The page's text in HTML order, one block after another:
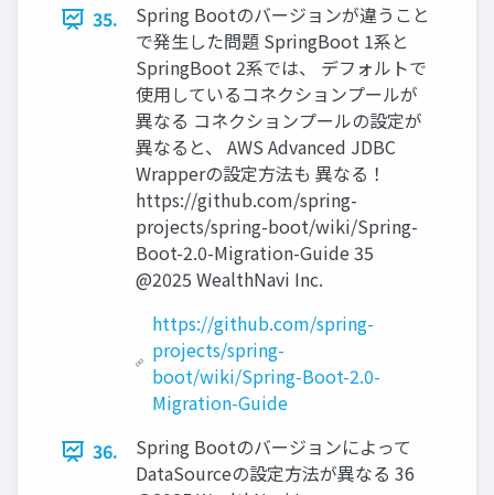
35.
Spring Bootのバージョンが違うこと
で発⽣した問題 SpringBoot 1系と
SpringBoot 2系では、 デフォルトで
使⽤しているコネクションプールが
異なる コネクションプールの設定が
異なると、 AWS Advanced JDBC
Wrapperの設定方法も 異なる！
https://github.com/spring-
projects/spring-boot/wiki/Spring-
Boot-2.0-Migration-Guide 35
@2025 WealthNavi Inc.
https://github.com/spring-
projects/spring-
boot/wiki/Spring-Boot-2.0-
Migration-Guide
36.
Spring Bootのバージョンによって
DataSourceの設定⽅法が異なる 36